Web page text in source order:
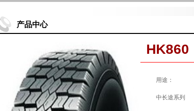
产品中心
HK860
用途：
中长途系列